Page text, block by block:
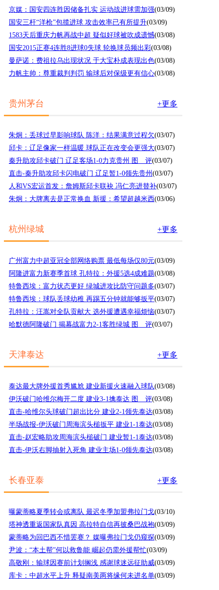
京媒：国安四连胜因储备扎实 运动战进球需加强(03/09)
国安三杆“洋枪”包揽进球 攻击效率已有所提升(03/09)
1583天后重庆力帆再战中超 疑似好球被吹成遗憾(03/08)
国安2015正赛4连胜8进球0失球 轮换球员频出彩(03/08)
曼萨诺：费祖拉乌出现状况 于大宝朴成表现出色(03/08)
力帆主帅：尊重裁判判罚 输球后对保级更有信心(03/08)
贵州茅台 +更多
朱炯：丢球过早影响球队 陈洋：结果满意过程欠(03/07)
邱卡：辽足像家一样温暖 球队正在改变会更强大(03/07)
秦升助攻邱卡破门 辽足客场1-0力克贵州 图 评(03/07)
直击-秦升助攻邱卡闪电破门 辽足暂1-0领先贵州 (03/07)
人和VS宏运首发：詹姆斯邱卡联袂 冯仁亮进替补(03/07)
朱炯：大牌离去是正常换血 新援：希望超越米西(03/06)
杭州绿城 +更多
广州富力中超亚冠全部网络购票 最低每场仅80元(03/09)
阿隆进富力新赛季首球 孔特拉：外援5选4成难题(03/08)
特鲁西埃：富力状态更好 绿城进攻比防守问题多(03/07)
特鲁西埃：球队丢球幼稚 再踢五分钟就能够扳平(03/07)
孔特拉：汪嵩对全队贡献大 选外援遭遇幸福烦恼(03/07)
哈默德阿隆破门 揭幕战富力2-1客胜绿城 图 评(03/07)
天津泰达 +更多
泰达最大牌外援首秀尴尬 建业新援火速融入球队(03/08)
伊沃破门哈维尔梅开二度 建业3-1擒泰达 图 评(03/08)
直击-哈维尔头球破门超出比分 建业2-1领先泰达(03/08)
半场战报-伊沃破门周海滨头槌扳平 建业1-1泰达(03/08)
直击-赵宏略助攻周海滨头槌破门 建业暂1-1泰达(03/08)
直击-伊沃右脚抽射入死角 建业主场1-0领先泰达(03/08)
长春亚泰 +更多
曝蒙蒂略夏季转会或离队 最迟冬季加盟弗拉门戈(03/10)
塔神透重返国家队真因 高拉特自信再披桑巴战袍(03/09)
蒙蒂略为回巴西不惜罢赛？ 媒曝弗拉门戈仍窥探(03/09)
尹波：“本土帮”何以救鲁能 崛起仍需外援帮忙(03/09)
高敬刚：输球因赛前计划搁浅 感谢球迷远征助威(03/09)
库卡：中超水平上升 释疑南美两将缘何未进名单(03/09)